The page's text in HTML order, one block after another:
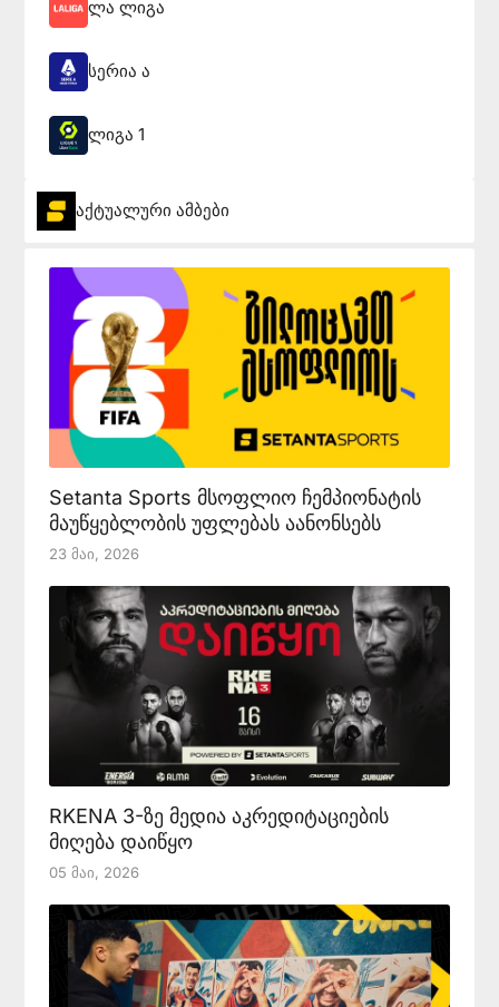
ლა ლიგა
სერია ა
ლიგა 1
აქტუალური ამბები
Setanta Sports მსოფლიო ჩემპიონატის
მაუწყებლობის უფლებას აანონსებს
23 Მაი, 2026
RKENA 3-ზე მედია აკრედიტაციების
მიღება დაიწყო
05 Მაი, 2026